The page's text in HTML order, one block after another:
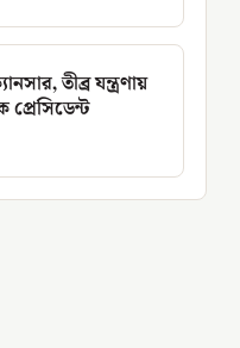
তীব্র যন্ত্রণায়
প্রেসিডেন্ট